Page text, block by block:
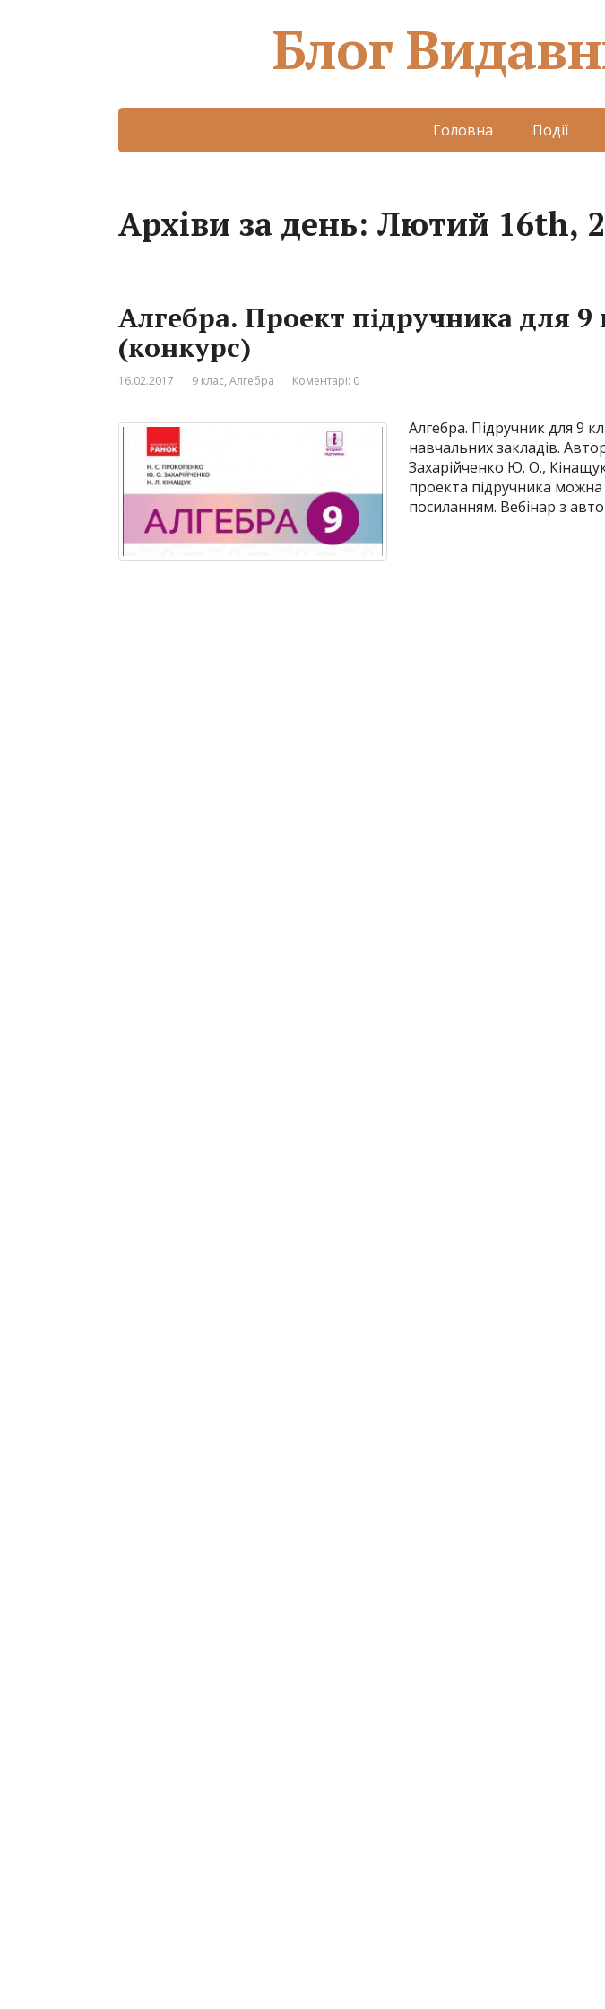
Блог
Головна Події
Архіви за день: Лютий 16th,
Алгебра. Проект підручника для 9
(конкурс)
16.02.2017 9 клас, Алгебра Коментарі: 0
Алгебра. Підручник для 9
навчальних закладів.
Захарійченко Ю. О.,
проекта підручника
посиланням. Вебінар з